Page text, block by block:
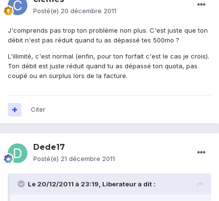
Posté(e) 20 décembre 2011
J'comprends pas trop ton problème non plus. C'est juste que ton
débit n'est pas réduit quand tu as dépassé tes 500mo ?
L'illimité, c'est normal (enfin, pour ton forfait c'est le cas je crois).
Ton débit est juste réduit quand tu as dépassé ton quota, pas
coupé ou en surplus lors de la facture.
Citer
Dede17
Posté(e) 21 décembre 2011
Le 20/12/2011 à 23:19, Liberateur a dit :